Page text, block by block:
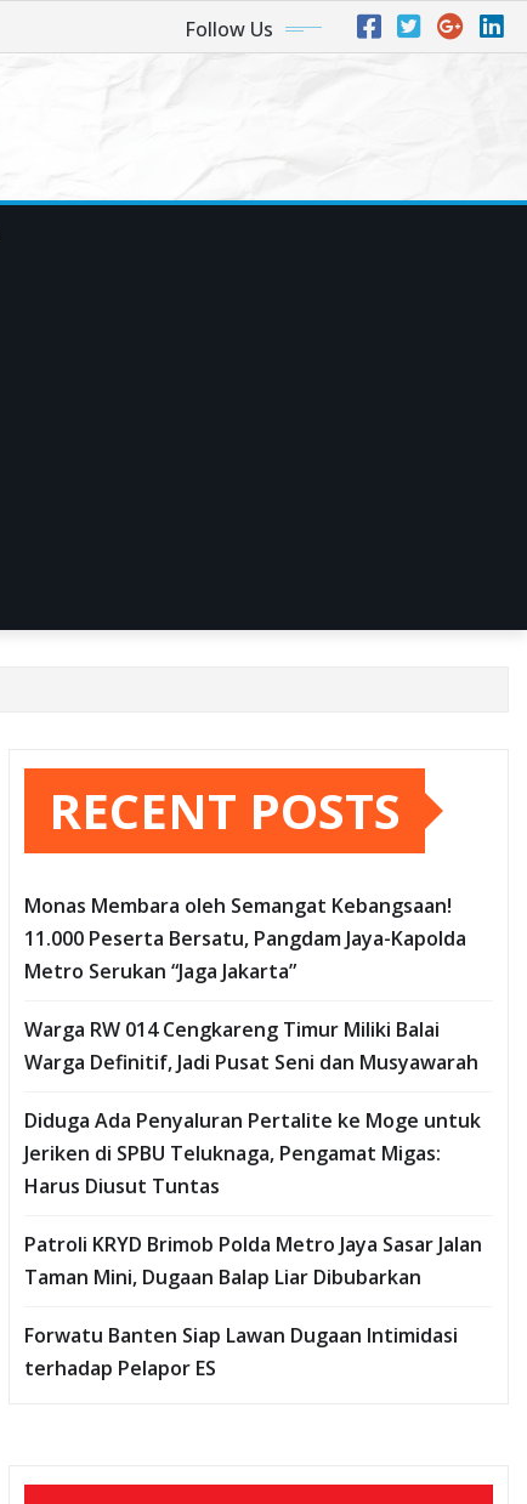
Follow Us
RECENT POSTS
Monas Membara oleh Semangat Kebangsaan!
11.000 Peserta Bersatu, Pangdam Jaya-Kapolda
Metro Serukan “Jaga Jakarta”
Warga RW 014 Cengkareng Timur Miliki Balai
Warga Definitif, Jadi Pusat Seni dan Musyawarah
Diduga Ada Penyaluran Pertalite ke Moge untuk
Jeriken di SPBU Teluknaga, Pengamat Migas:
Harus Diusut Tuntas
Patroli KRYD Brimob Polda Metro Jaya Sasar Jalan
Taman Mini, Dugaan Balap Liar Dibubarkan
Forwatu Banten Siap Lawan Dugaan Intimidasi
terhadap Pelapor ES